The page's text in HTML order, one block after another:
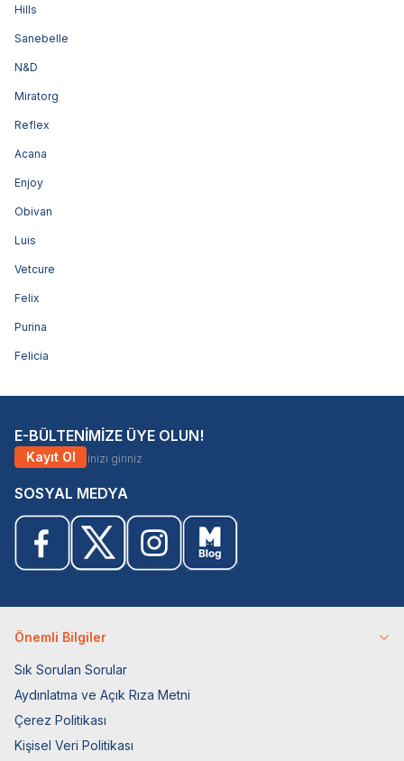
Hills
Sanebelle
N&D
Miratorg
Reflex
Acana
Enjoy
Obivan
Luis
Vetcure
Felix
Purina
Felicia
E-BÜLTENİMİZE ÜYE OLUN!
Kayıt Ol
SOSYAL MEDYA
Önemli Bilgiler
Sık Sorulan Sorular
Aydınlatma ve Açık Rıza Metni
Çerez Politikası
Kişisel Veri Politikası